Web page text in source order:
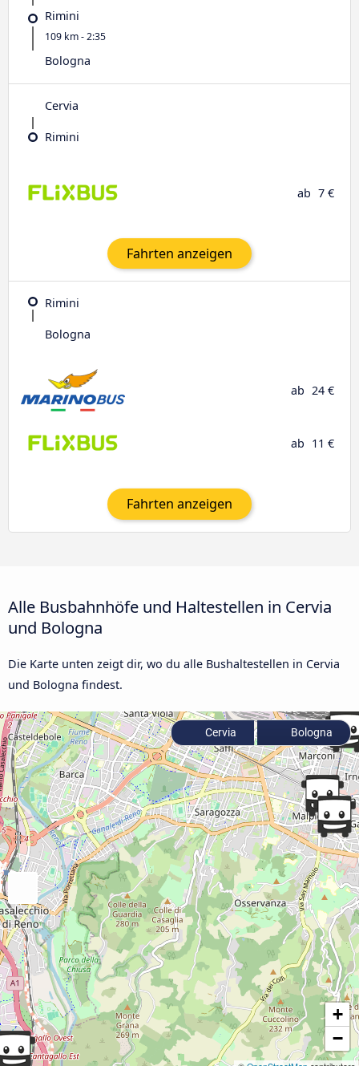
Rimini
109 km - 2:35
Bologna
Cervia
Rimini
ab 7 €
Fahrten anzeigen
Rimini
Bologna
ab 24 €
ab 11 €
Fahrten anzeigen
Alle Busbahnhöfe und Haltestellen in Cervia
und Bologna
Die Karte unten zeigt dir, wo du alle Bushaltestellen in Cervia
und Bologna findest.
+
−
Cervia Bologna